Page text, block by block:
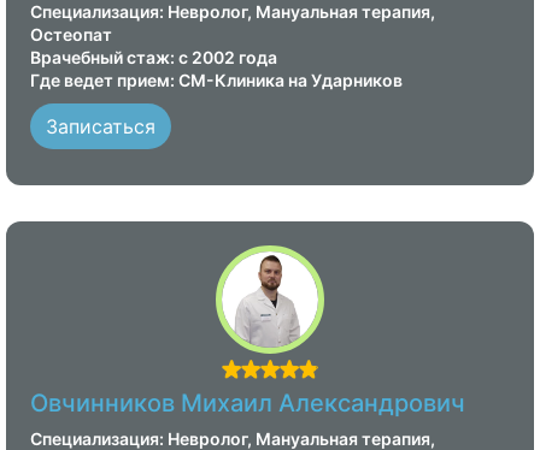
Специализация: Невролог, Мануальная терапия,
Остеопат
Врачебный стаж: с 2002 года
Где ведет прием: СМ-Клиника на Ударников
Записаться
Овчинников Михаил Александрович
Специализация: Невролог, Мануальная терапия,